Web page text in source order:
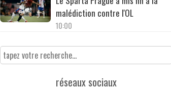
malédiction contre l'OL
10:00
réseaux sociaux